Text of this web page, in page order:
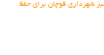
شهرداری قوچان برای حفظ